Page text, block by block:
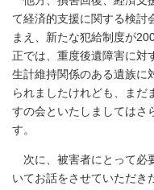
て経済的支援に関する検討
まえ、新たな犯給制度が
正では、重度後遺障害に対
生計維持関係のある遺族に
られましたけれども、まだ
すの会といたしましてはさ
す。
次に、被害者にとって必
いてお話をさせていただき